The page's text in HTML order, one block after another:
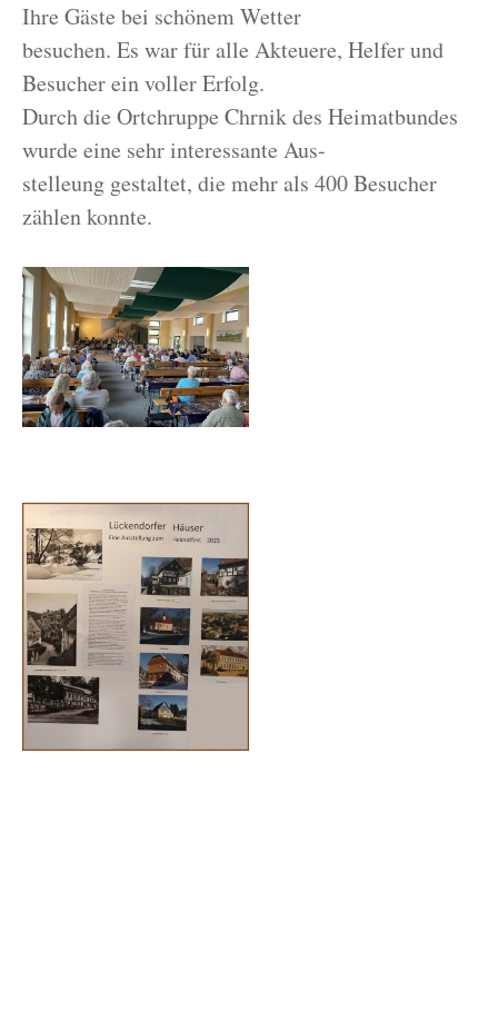
Ihre Gäste bei schönem Wetter
besuchen. Es war für alle Akteuere, Helfer und
Besucher ein voller Erfolg.
Durch die Ortchruppe Chrnik des Heimatbundes
wurde eine sehr interessante Aus-
stelleung gestaltet, die mehr als 400 Besucher
zählen konnte.